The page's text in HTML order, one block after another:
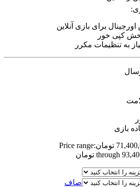
برای بازی آنلاین
به تنظیمات مکرر
بازی
تومانPrice range:
صاف